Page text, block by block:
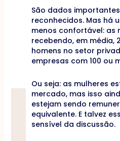
São dados
reconhecidos. Mas há
menos confortável: as
recebendo, em média,
homens no setor
empresas com 100 ou
Ou seja: as mulheres
mercado, mas isso
estejam sendo
equivalente. E talvez
sensível da discussão.